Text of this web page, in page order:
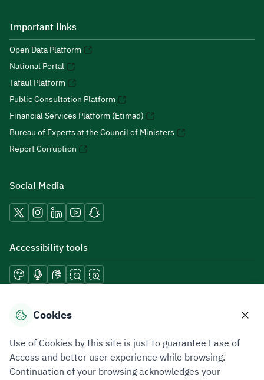
Important links
Open Data Platform
National Portal
Tafaul Platform
Public Consultation Platform
Financial Services Platform (Etimad)
Bureau of Experts at the Council of Ministers
Report Corruption
Social Media
Accessibility tools
Download mobile applications
Privacy PolicyTerms of UseSite Map
Cookies
Use of Cookies by this site is just to guarantee Ease of
Access and better user experience while browsing.
Continuation of your browsing acknowledges your